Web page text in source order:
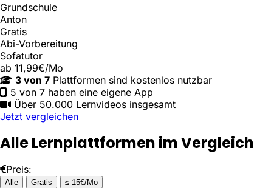
Grundschule
Anton
Gratis
Abi-Vorbereitung
Sofatutor
ab 11,99€/Mo
3 von 7 Plattformen sind kostenlos nutzbar
5 von 7 haben eine eigene App
Über 50.000 Lernvideos insgesamt
Jetzt vergleichen
Alle Lernplattformen im Vergleich
Preis:
Alle Gratis ≤ 15€/Mo